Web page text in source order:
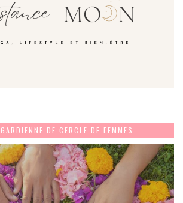
DE CERCLE DE FEMMES